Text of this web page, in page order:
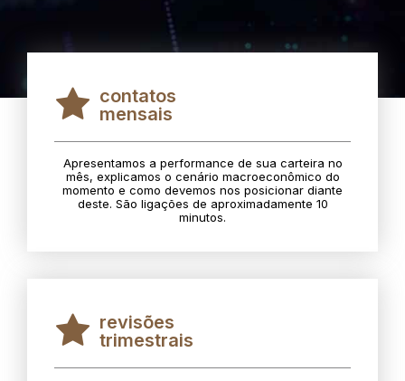
contatos
mensais
Apresentamos a performance de sua carteira no
mês, explicamos o cenário macroeconômico do
momento e como devemos nos posicionar diante
deste. São ligações de aproximadamente 10
minutos.
revisões
trimestrais